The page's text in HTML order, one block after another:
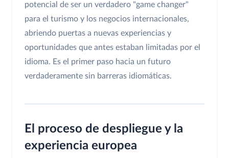
potencial de ser un verdadero "game changer"
para el turismo y los negocios internacionales,
abriendo puertas a nuevas experiencias y
oportunidades que antes estaban limitadas por el
idioma. Es el primer paso hacia un futuro
verdaderamente sin barreras idiomáticas.
El proceso de despliegue y la
experiencia europea